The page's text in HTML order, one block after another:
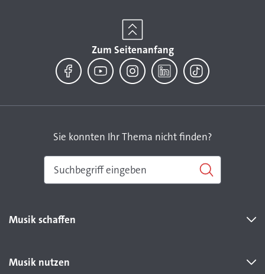
Zum Seitenanfang
Sie konnten Ihr Thema nicht finden?
Musik schaffen
Musik nutzen